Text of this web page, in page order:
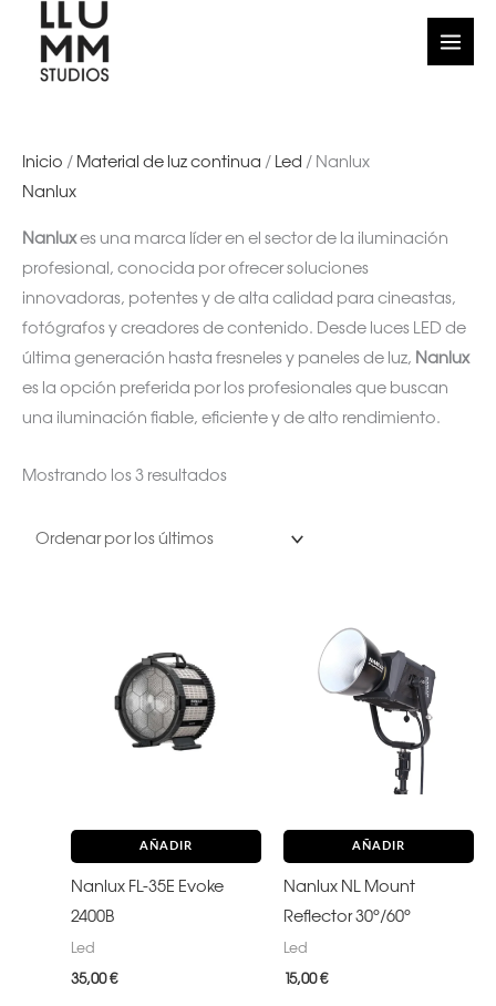
contenido
Inicio / Material de luz continua / Led / Nanlux
Nanlux
Nanluxes una marca líder en el sector de la iluminación
profesional, conocida por ofrecer soluciones
innovadoras, potentes y de alta calidad para cineastas,
fotógrafos y creadores de contenido. Desde luces LED de
última generación hasta fresneles y paneles de luz, Nanlux
es la opción preferida por los profesionales que buscan
una iluminación fiable, eficiente y de alto rendimiento.
Mostrando los 3 resultados
AÑADIR
Nanlux FL-35E Evoke
2400B
Led
35,00€
AÑADIR
Nanlux NL Mount
Reflector 30°/60°
Led
15,00€